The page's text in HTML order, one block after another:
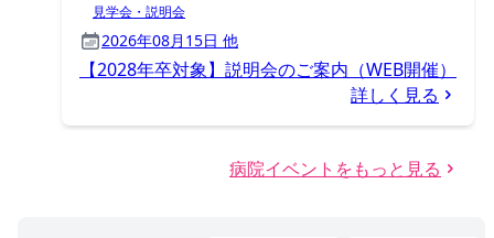
見学会・説明会
2026年08月15日 他
【2028年卒対象】説明会のご案内（WEB開催）
詳しく見る
病院イベントをもっと見る